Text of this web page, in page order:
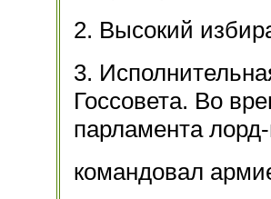
2. Высокий
3.
Госсовета. Во
парламента лорд-
командовал